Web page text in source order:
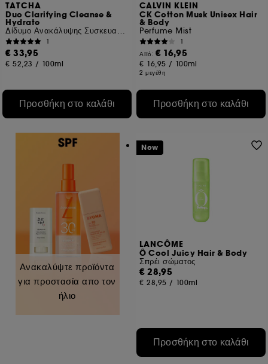
TATCHA
Duo Clarifying Cleanse &
Hydrate
Δίδυμο Ανακάλυψης Συσκευασία ταξιδίου
1
€ 33,95
€ 52,23 / 100ml
Προσθήκη στο καλάθι
CALVIN KLEIN
CK Cotton Musk Unisex Hair
& Body
Perfume Mist
1
Από:€ 16,95
€ 16,95 / 100ml
2 μεγέθη
Προσθήκη στο καλάθι
Ανακαλύψτε προϊόντα
για προστασία απο τον
ήλιο
LANCÔME
Ô Cool Juicy Hair & Body
Σπρέι σώματος
€ 28,95
€ 28,95 / 100ml
Προσθήκη στο καλάθι
New